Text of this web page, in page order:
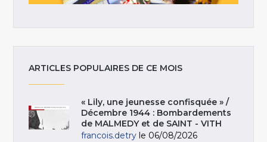
ARTICLES POPULAIRES DE CE MOIS
« Lily, une jeunesse confisquée » /
Décembre 1944 : Bombardements
de MALMEDY et de SAINT - VITH
francois.detry le 06/08/2026